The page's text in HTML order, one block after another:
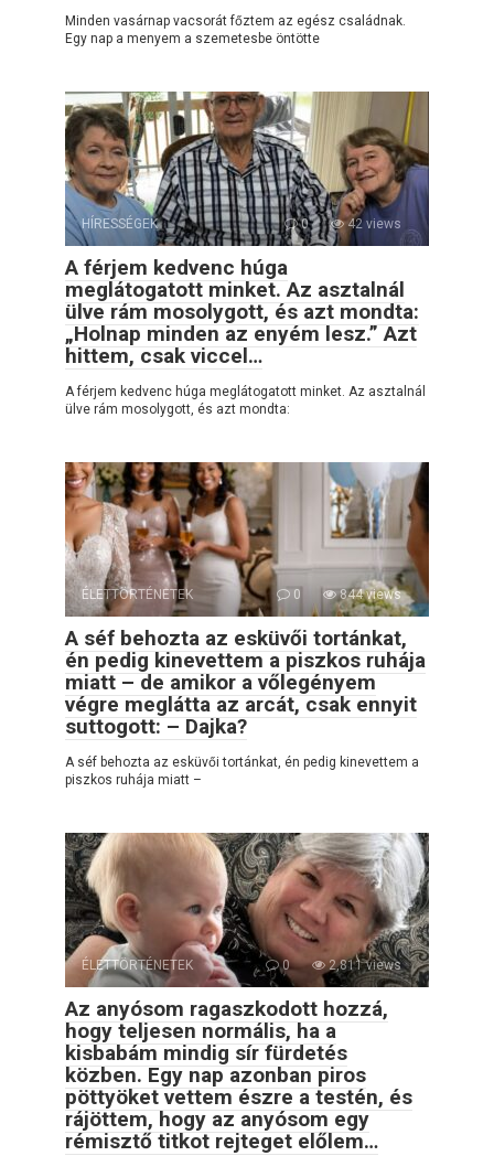
Minden vasárnap vacsorát főztem az egész családnak.
Egy nap a menyem a szemetesbe öntötte
HÍRESSÉGEK 0 42 views
A férjem kedvenc húga
meglátogatott minket. Az asztalnál
ülve rám mosolygott, és azt mondta:
„Holnap minden az enyém lesz.” Azt
hittem, csak viccel…
A férjem kedvenc húga meglátogatott minket. Az asztalnál
ülve rám mosolygott, és azt mondta:
ÉLETTÖRTÉNETEK 0 844 views
A séf behozta az esküvői tortánkat,
én pedig kinevettem a piszkos ruhája
miatt – de amikor a vőlegényem
végre meglátta az arcát, csak ennyit
suttogott: – Dajka?
A séf behozta az esküvői tortánkat, én pedig kinevettem a
piszkos ruhája miatt –
ÉLETTÖRTÉNETEK 0 2,811 views
Az anyósom ragaszkodott hozzá,
hogy teljesen normális, ha a
kisbabám mindig sír fürdetés
közben. Egy nap azonban piros
pöttyöket vettem észre a testén, és
rájöttem, hogy az anyósom egy
rémisztő titkot rejteget előlem…